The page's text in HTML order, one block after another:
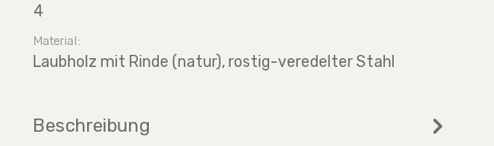
4
Material:
Laubholz mit Rinde (natur), rostig-veredelter Stahl
Beschreibung